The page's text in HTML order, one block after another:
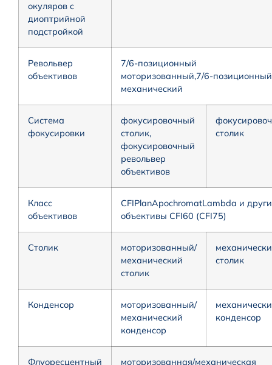
окуляров с
диоптрийной
подстройкой
Револьвер
объективов
7/6-позиционный
моторизованный,7/6-позиционный
механический
Система
фокусировки
фокусировочный
столик,
фокусировочный
револьвер
объективов
столик
Класс
объективов
CFIPlanApochromatLambda и
объективы CFI60 (CFI75)
Столик
моторизованный/
механический
столик
столик
Конденсор
моторизованный/
механический
конденсор
конденсор
Флуоресцентный
моторизованная/механическая